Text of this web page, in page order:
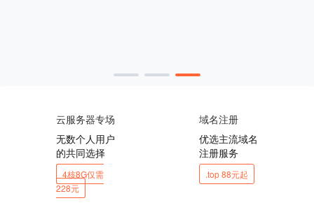
云服务器专场
无数个人用户
的共同选择
4核8G仅需
228元
域名注册
优选主流域名
注册服务
.top 88元起